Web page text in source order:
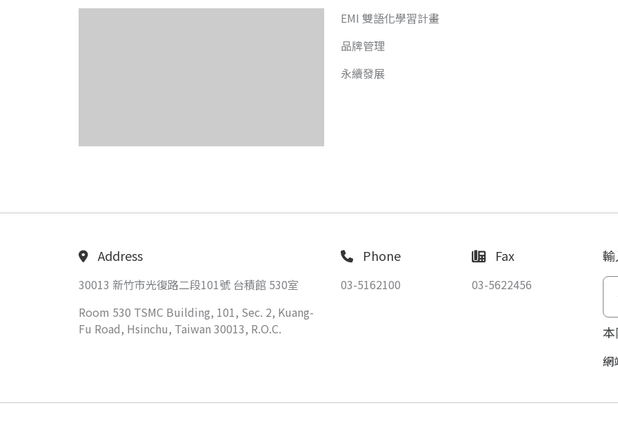
EMI 雙語化學習計畫
品牌管理
永續發展
Address
30013 新竹市光復路二段101號 台積館 530室
Room 530 TSMC Building, 101, Sec. 2, Kuang-
Fu Road, Hsinchu, Taiwan 30013, R.O.C.
Phone
03-5162100
Fax
03-5622456
網